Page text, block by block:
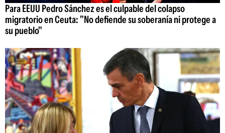
Para EEUU Pedro Sánchez es el culpable del colapso
migratorio en Ceuta: "No defiende su soberanía ni protege a
su pueblo"